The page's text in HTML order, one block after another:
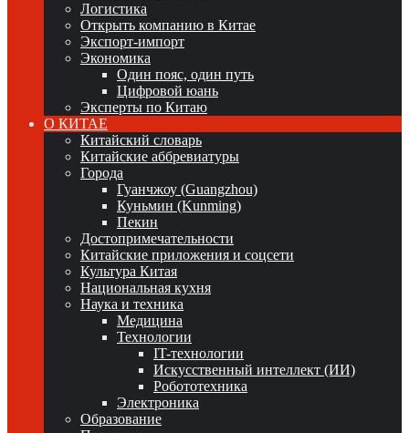
Логистика
Открыть компанию в Китае
Экспорт-импорт
Экономика
Один пояс, один путь
Цифровой юань
Эксперты по Китаю
О КИТАЕ
Китайский словарь
Китайские аббревиатуры
Города
Гуанчжоу (Guangzhou)
Куньмин (Kunming)
Пекин
Достопримечательности
Китайские приложения и соцсети
Культура Китая
Национальная кухня
Наука и техника
Медицина
Технологии
IT-технологии
Искусственный интеллект (ИИ)
Робототехника
Электроника
Образование